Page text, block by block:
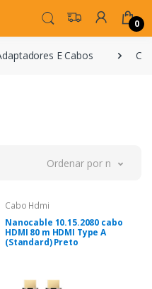
0
E Cabos
Ordenar por novidade
Cabo Hdmi
Nanocable 10.15.2080 cabo
HDMI 80 m HDMI Type A
(Standard) Preto